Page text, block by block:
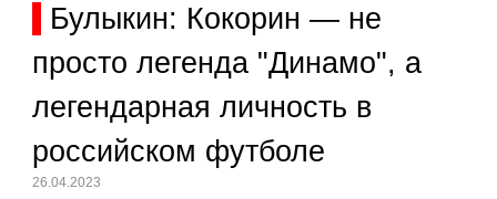
Булыкин: Кокорин — не
просто легенда "Динамо", а
легендарная личность в
российском футболе
26.04.2023